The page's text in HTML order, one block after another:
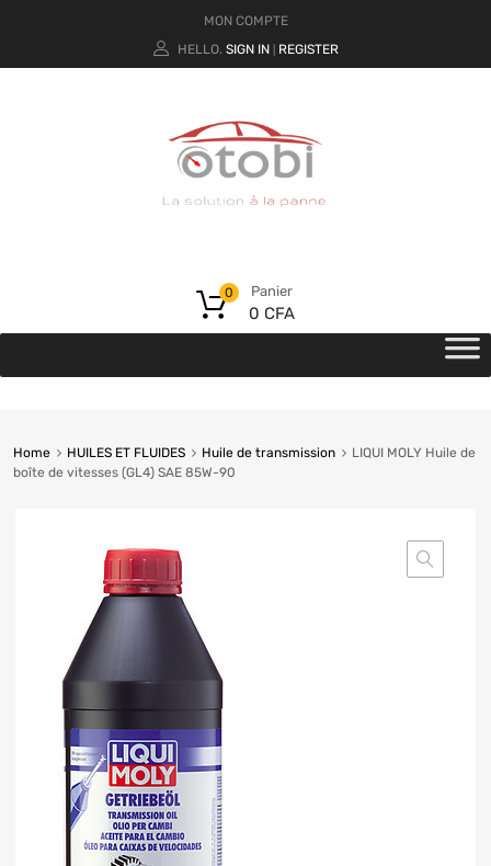
MON COMPTE
HELLO. SIGN IN REGISTER
Panier
0 CFA
0
Home HUILES ET FLUIDES Huile de transmission
LIQUI MOLY Huile de
boîte de vitesses (GL4) SAE 85W-90